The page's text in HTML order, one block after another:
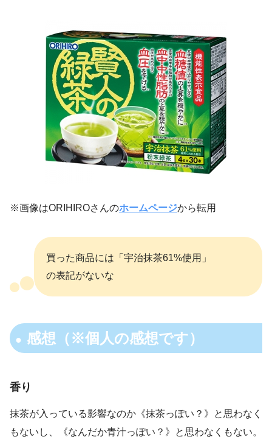
※画像はORIHIROさんのホームページから転用
買った商品には「宇治抹茶61%使用」
の表記がないな
感想（※個人の感想です）
香り
抹茶が入っている影響なのか《抹茶っぽい？》と思わなく
もないし、《なんだか青汁っぽい？》と思わなくもない。